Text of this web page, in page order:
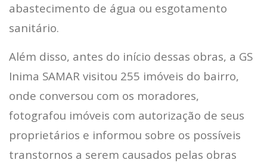
abastecimento de água ou esgotamento
sanitário.
Além disso, antes do início dessas obras, a GS
Inima SAMAR visitou 255 imóveis do bairro,
onde conversou com os moradores,
fotografou imóveis com autorização de seus
proprietários e informou sobre os possíveis
transtornos a serem causados pelas obras